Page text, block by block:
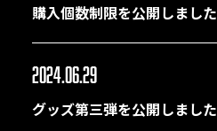
購入個数制限を公開しました
2024.06.29
グッズ第三弾を公開しました